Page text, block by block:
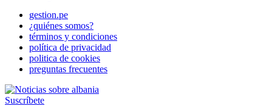
gestion.pe
¿quiénes somos?
términos y condiciones
política de privacidad
politica de cookies
preguntas frecuentes
Suscríbete